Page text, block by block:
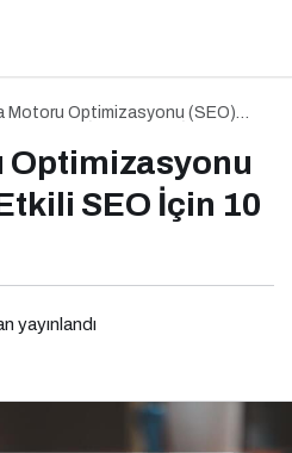
Motoru Optimizasyonu (SEO)
Optimizasyonu
SEO İçin 10
yayınlandı
Nedir? Etkili Sosyal
İpucu